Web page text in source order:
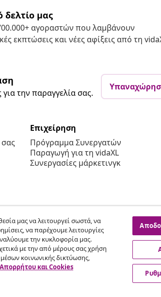
δελτίο μας
αγοραστών που λαμβάνουν
εκπτώσεις και νέες αφίξεις από τη
την παραγγελία σας.
Επιχείρηση
Πρόγραμμα Συνεργατών
Παραγωγή για τη vidaXL
Συνεργασίες μάρκετινγκ
μας να λειτουργεί σωστά, να
να παρέχουμε λειτουργίες
την κυκλοφορία μας.
με την από μέρους σας χρήση
κοινωνικής δικτύωσης,
και Cookies